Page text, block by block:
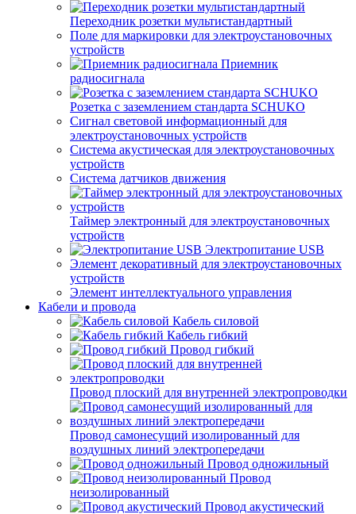
Переходник розетки мультистандартный
Поле для маркировки для электроустановочных
устройств
Приемник
радиосигнала
Розетка с заземлением стандарта SCHUKO
Сигнал световой информационный для
электроустановочных устройств
Система акустическая для электроустановочных
устройств
Система датчиков движения
Таймер электронный для электроустановочных
устройств
Электропитание USB
Элемент декоративный для электроустановочных
устройств
Элемент интеллектуального управления
Кабели и провода
Кабель силовой
Кабель гибкий
Провод гибкий
Провод плоский для внутренней электропроводки
Провод самонесущий изолированный для
воздушных линий электропередачи
Провод одножильный
Провод
неизолированный
Провод акустический